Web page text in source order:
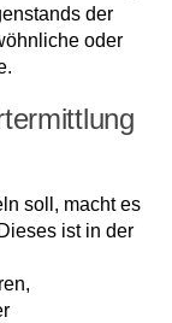
der
oder
soll, macht es
ist in der